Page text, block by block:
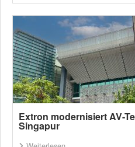
Extron modernisiert AV-
Singapur